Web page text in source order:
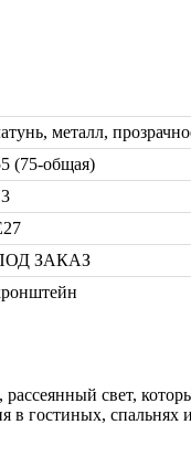
металл,
(75-общая)
ЗАКАЗ
свет,
в гостиных, спальнях